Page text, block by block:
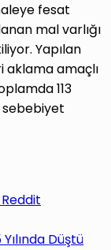
fesat
mal varlığı
Yapılan
aklama amaçlı
113
sebebiyet
Reddit
Düştü